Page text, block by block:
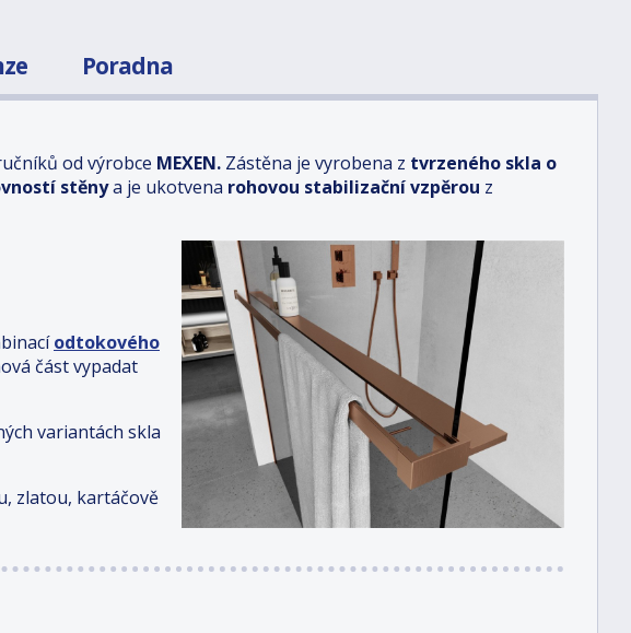
Poradna
od výrobce MEXEN. Zástěna je vyrobena z tvrzeného skla o
stěnya je ukotvena rohovou stabilizační vzpěrou z
odtokového
část vypadat
variantách skla
zlatou, kartáčově